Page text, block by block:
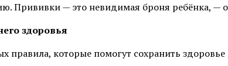
Прививки — это невидимая броня ребёнка, —
здоровья
правила, которые помогут сохранить